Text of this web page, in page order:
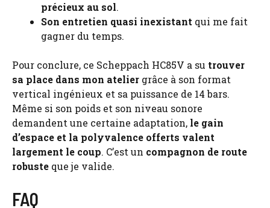
précieux au sol.
Son entretien quasi inexistant qui me fait
gagner du temps.
Pour conclure, ce Scheppach HC85V a su trouver
sa place dans mon atelier grâce à son format
vertical ingénieux et sa puissance de 14 bars.
Même si son poids et son niveau sonore
demandent une certaine adaptation, le gain
d’espace et la polyvalence offerts valent
largement le coup. C’est un compagnon de route
robuste que je valide.
FAQ